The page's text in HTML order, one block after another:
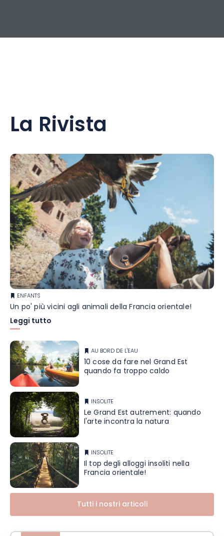
La Rivista
ENFANTS
Un po' più vicini agli animali della Francia orientale!
Leggi tutto
AU BORD DE L'EAU
10 cose da fare nel Grand Est
quando fa troppo caldo
INSOLITE
Le Grand Est autrement: quando
l'arte incontra la natura
INSOLITE
Il top degli alloggi insoliti nella
Francia orientale!
Tutti i nostri articoli